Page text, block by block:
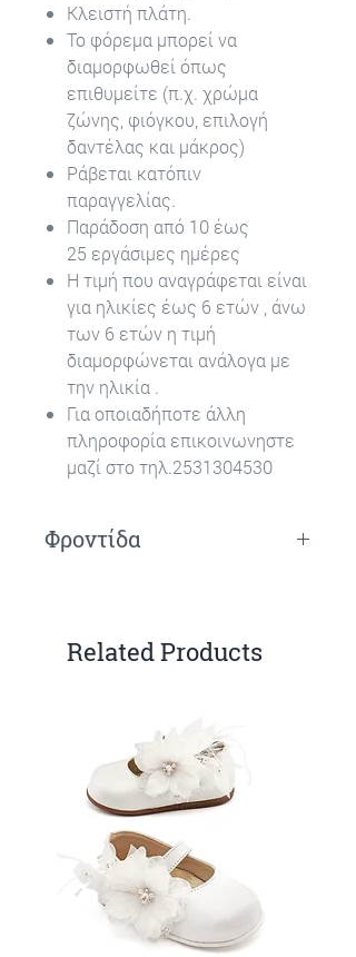
Κλειστή πλάτη.
Το φόρεμα μπορεί να
διαμορφωθεί όπως
επιθυμείτε (π.χ. χρώμα
ζώνης, φιόγκου, επιλογή
δαντέλας και μάκρος)
Ράβεται κατόπιν
παραγγελίας.
Παράδοση από 10 έως
25 εργάσιμες ημέρες
Η τιμή που αναγράφεται είναι
για ηλικίες έως 6 ετών , άνω
των 6 ετών η τιμή
διαμορφώνεται ανάλογα με
την ηλικία .
Για οποιαδήποτε άλλη
πληροφορία επικοινωνηστε
μαζί στο τηλ.2531304530
Φροντίδα
Related Products